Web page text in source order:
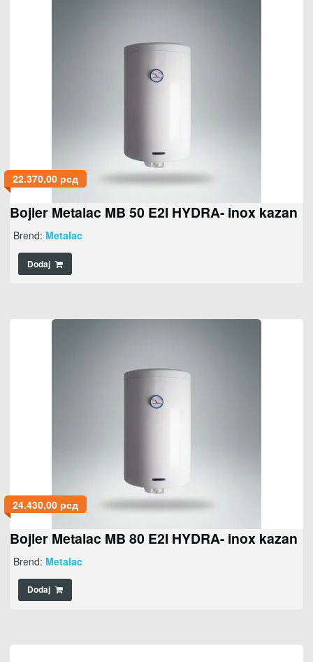
22.370,00 рсд
Bojler Metalac MB 50 E2I HYDRA- inox kazan
Brend: Metalac
Dodaj
24.430,00 рсд
Bojler Metalac MB 80 E2I HYDRA- inox kazan
Brend: Metalac
Dodaj